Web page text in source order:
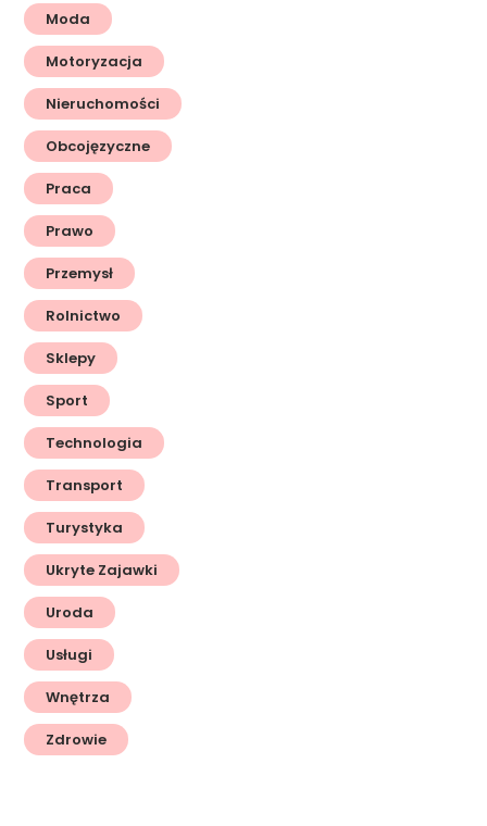
Moda
Motoryzacja
Nieruchomości
Obcojęzyczne
Praca
Prawo
Przemysł
Rolnictwo
Sklepy
Sport
Technologia
Transport
Turystyka
Ukryte Zajawki
Uroda
Usługi
Wnętrza
Zdrowie